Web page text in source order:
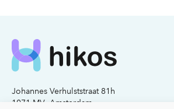
Johannes Verhulststraat 81h
1071 MV Amsterdam